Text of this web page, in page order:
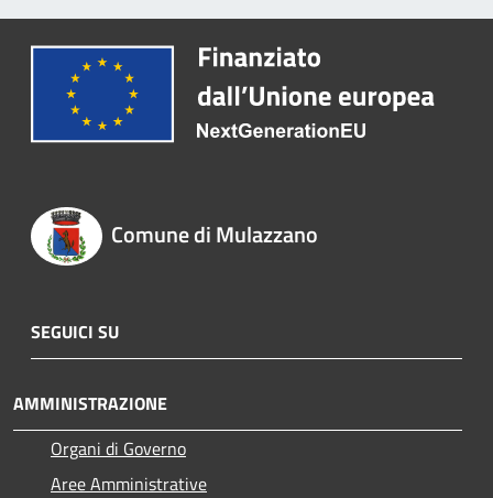
Comune di Mulazzano
SEGUICI SU
AMMINISTRAZIONE
Organi di Governo
Aree Amministrative